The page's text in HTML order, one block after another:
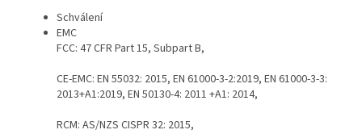
Schválení
EMC
FCC: 47 CFR Part 15, Subpart B,
CE-EMC: EN 55032: 2015, EN 61000-3-2:2019, EN 61000-3-3:
2013+A1:2019, EN 50130-4: 2011 +A1: 2014,
RCM: AS/NZS CISPR 32: 2015,